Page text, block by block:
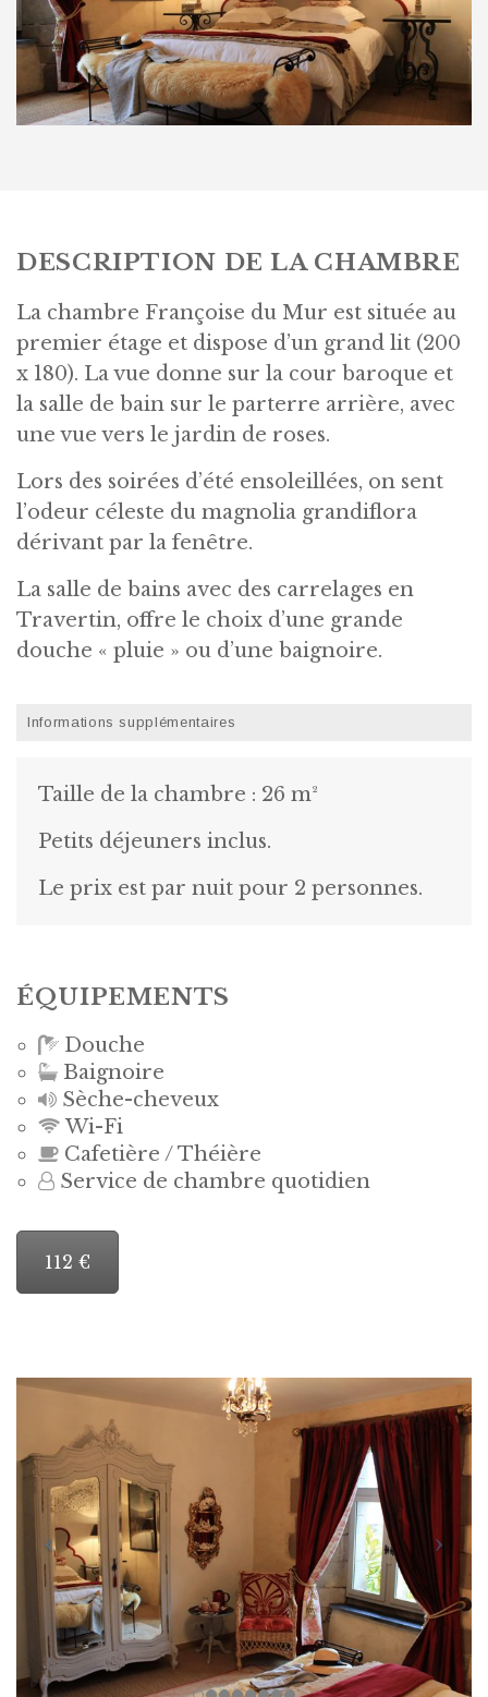
DESCRIPTION DE LA CHAMBRE
La chambre Françoise du Mur est située au
premier étage et dispose d’un grand lit (200
x 180). La vue donne sur la cour baroque et
la salle de bain sur le parterre arrière, avec
une vue vers le jardin de roses.
Lors des soirées d’été ensoleillées, on sent
l’odeur céleste du magnolia grandiflora
dérivant par la fenêtre.
La salle de bains avec des carrelages en
Travertin, offre le choix d’une grande
douche « pluie » ou d’une baignoire.
Informations supplémentaires
Taille de la chambre : 26 m²
Petits déjeuners inclus.
Le prix est par nuit pour 2 personnes.
ÉQUIPEMENTS
Douche
Baignoire
Sèche-cheveux
Wi-Fi
Cafetière / Théière
Service de chambre quotidien
112 €